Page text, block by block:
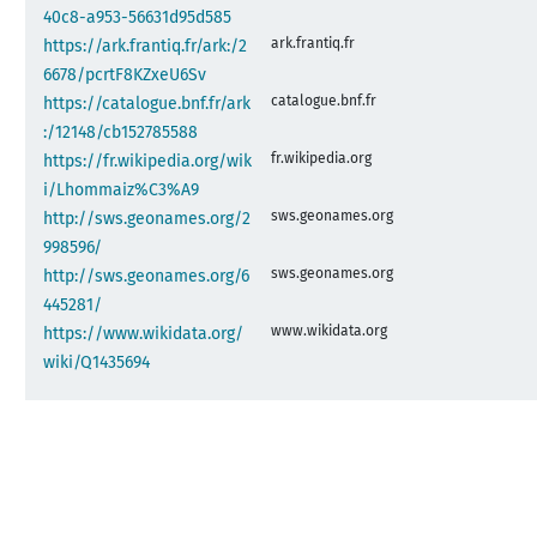
40c8-a953-56631d95d585
https://ark.frantiq.fr/ark:/2
6678/pcrtF8KZxeU6Sv
ark.frantiq.fr
https://catalogue.bnf.fr/ark
:/12148/cb152785588
catalogue.bnf.fr
https://fr.wikipedia.org/wik
i/Lhommaiz%C3%A9
fr.wikipedia.org
http://sws.geonames.org/2
998596/
sws.geonames.org
http://sws.geonames.org/6
445281/
sws.geonames.org
https://www.wikidata.org/
wiki/Q1435694
www.wikidata.org